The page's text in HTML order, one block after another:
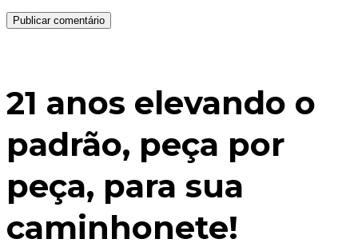
21 anos elevando o
padrão, peça por
peça, para sua
caminhonete!